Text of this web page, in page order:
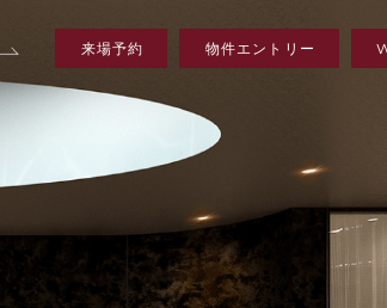
物件エントリー
来場予約